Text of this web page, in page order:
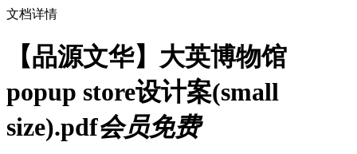
文档详情
【品源文华】大英博物馆
popup store设计案(small
size).pdf会员免费